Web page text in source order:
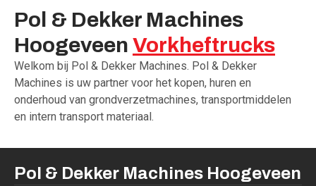
Pol & Dekker Machines
Hoogeveen Vorkheftrucks
Welkom bij Pol & Dekker Machines. Pol & Dekker
Machines is uw partner voor het kopen, huren en
onderhoud van grondverzetmachines, transportmiddelen
en intern transport materiaal.
Pol & Dekker Machines Hoogeveen